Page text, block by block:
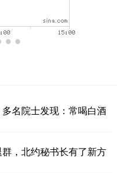
名院士发现：常喝白酒
，北约秘书长有了新方